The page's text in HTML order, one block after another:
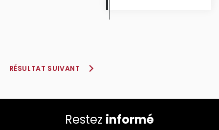
RÉSULTAT SUIVANT
Restez informé